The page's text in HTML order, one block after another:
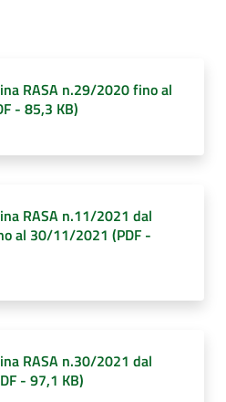
RASA n.29/2020 fino al
- 85,3 KB)
RASA n.11/2021 dal
al 30/11/2021 (PDF -
RASA n.30/2021 dal
- 97,1 KB)